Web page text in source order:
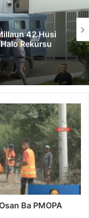
42 Husi
Rekursu
Ba PMOPA